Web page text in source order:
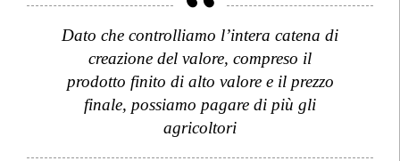
Dato che controlliamo l’intera catena di
creazione del valore, compreso il
prodotto finito di alto valore e il prezzo
finale, possiamo pagare di più gli
agricoltori